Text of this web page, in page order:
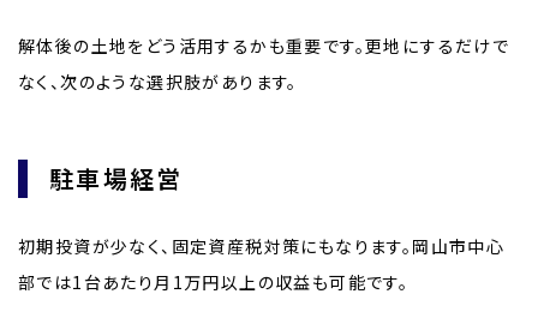
解体後の土地をどう活用するかも重要です。更地にするだけで
なく、次のような選択肢があります。
駐車場経営
初期投資が少なく、固定資産税対策にもなります。岡山市中心
部では1台あたり月1万円以上の収益も可能です。